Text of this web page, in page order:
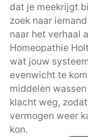
dat je meekrijgt
zoek naar
naar het verhaal
Homeopathie
wat jouw
evenwicht te
middelen
klacht weg,
vermogen weer
kon.